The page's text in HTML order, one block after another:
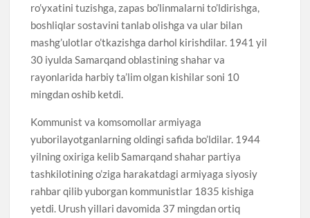
ro’yxatini tuzishga, zapas bo’linmalarni to’ldirishga,
boshliqlar sostavini tanlab olishga va ular bilan
mashg’ulotlar o’tkazishga darhol kirishdilar. 1941 yil
30 iyulda Samarqand oblastining shahar va
rayonlarida harbiy ta’lim olgan kishilar soni 10
mingdan oshib ketdi.
Kommunist va komsomollar armiyaga
yuborilayotganlarning oldingi safida bo’ldilar. 1944
yilning oxiriga kelib Samarqand shahar partiya
tashkilotining o’ziga harakatdagi armiyaga siyosiy
rahbar qilib yuborgan kommunistlar 1835 kishiga
yetdi. Urush yillari davomida 37 mingdan ortiq